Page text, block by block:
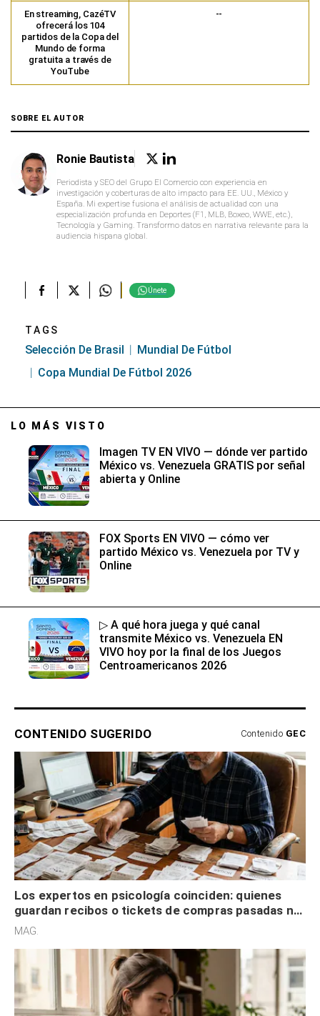
En streaming, CazéTV
ofrecerá los 104
partidos de la Copa del
Mundo de forma
gratuita a través de
YouTube
--
SOBRE EL AUTOR
Ronie Bautista
Periodista y SEO del Grupo El Comercio con experiencia en
investigación y coberturas de alto impacto para EE. UU., México y
España. Mi expertise fusiona el análisis de actualidad con una
especialización profunda en Deportes (F1, MLB, Boxeo, WWE, etc.),
Tecnología y Gaming. Transformo datos en narrativa relevante para la
audiencia hispana global.
Únete
TAGS
Selección De Brasil
Mundial De Fútbol
Copa Mundial De Fútbol 2026
LO MÁS VISTO
Imagen TV EN VIVO — dónde ver partido
México vs. Venezuela GRATIS por señal
abierta y Online
FOX Sports EN VIVO — cómo ver
partido México vs. Venezuela por TV y
Online
▷ A qué hora juega y qué canal
transmite México vs. Venezuela EN
VIVO hoy por la final de los Juegos
Centroamericanos 2026
CONTENIDO SUGERIDO Contenido GEC
Los expertos en psicología coinciden: quienes
guardan recibos o tickets de compras pasadas no
son acumuladores, sino que tienen necesidad de
MAG.